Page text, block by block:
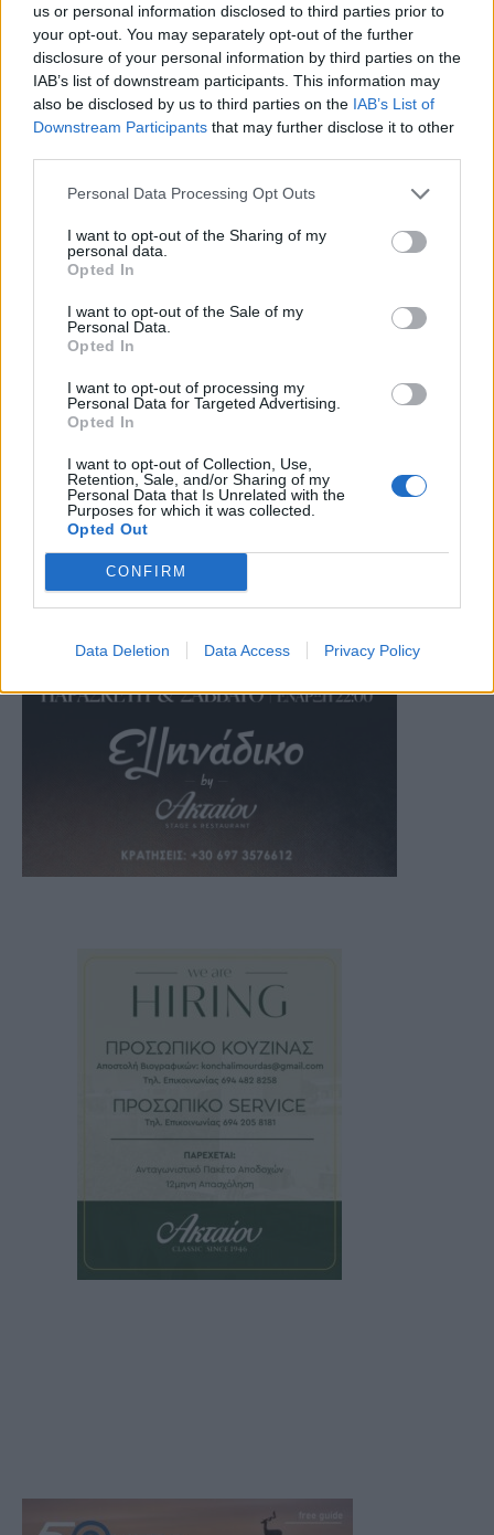
us or personal information disclosed to third parties prior to
your opt-out. You may separately opt-out of the further
disclosure of your personal information by third parties on the
IAB’s list of downstream participants. This information may
also be disclosed by us to third parties on the IAB’s List of
Downstream Participants that may further disclose it to other
Personal Data Processing Opt Outs
I want to opt-out of the Sharing of my
personal data.
Opted In
I want to opt-out of the Sale of my
Personal Data.
Opted In
I want to opt-out of processing my
Personal Data for Targeted Advertising.
Opted In
I want to opt-out of Collection, Use,
Retention, Sale, and/or Sharing of my
Personal Data that Is Unrelated with the
Purposes for which it was collected.
Opted Out
CONFIRM
Data Deletion Data Access Privacy Policy